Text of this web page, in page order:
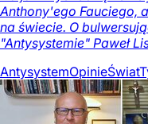
Anthony'ego Fauciego,
na świecie. O
"Antysystemie" Paweł
AntysystemOpinieŚwiat